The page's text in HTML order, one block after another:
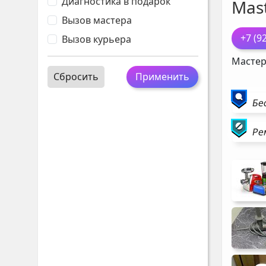
Вызов мастера
Вызов курьера
Применить
Сбросить
+7